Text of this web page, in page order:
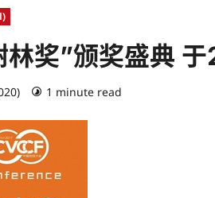
奖”颁奖盛典
1 minute read